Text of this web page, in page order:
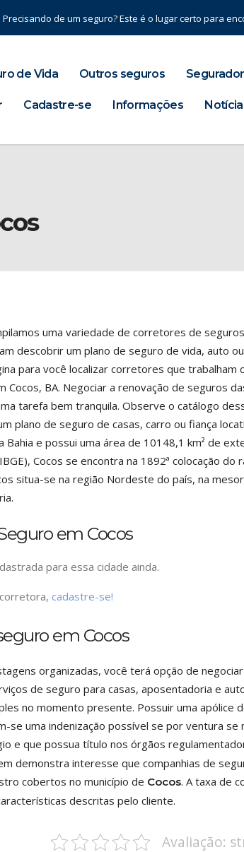
Precisando de um seguro? Este é o lugar certo para
de Vida Outros seguros
Cadastre-se Informações
uma variedade de corretores de
descobrir um plano de seguro de vida, auto
para você localizar corretores que
Cocos, BA. Negociar a renovação de seguros
tarefa bem tranquila. Observe o catálogo
plano de seguro de casas, carro ou fiança
Bahia e possui uma área de 10148,1 km² de
Cocos se encontra na 1892ª colocação do
situa-se na região Nordeste do país, na
em Cocos
para essa cidade ainda.
cadastre-se!
em Cocos
organizadas, você terá opção de
de seguro para casas, aposentadoria e
no momento presente. Possuir uma apólice
se uma indenização possível se por ventura se
e que possua título nos órgãos
demonstra interesse que companhias de
cobertos no município de Cocos. A taxa de
descritas pelo cliente.
Avaliação: